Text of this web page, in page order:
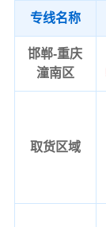
专线名称
邯郸-重庆
潼南区
取货区域